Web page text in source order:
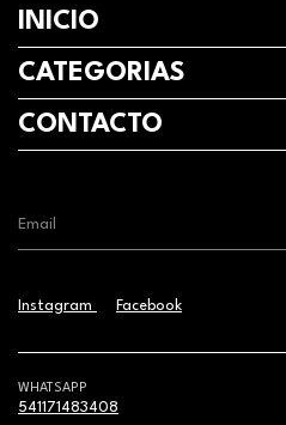
INICIO
CATEGORIAS
CONTACTO
Instagram Facebook
WHATSAPP
541171483408